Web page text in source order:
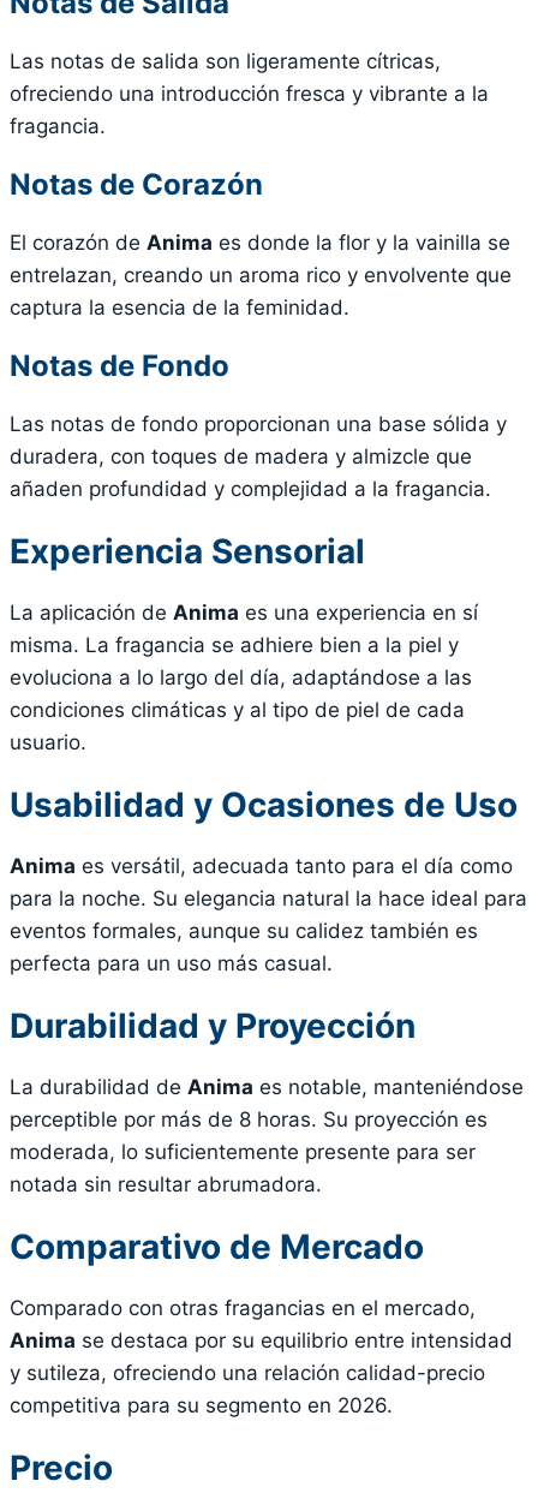
Las notas de salida son ligeramente cítricas,
ofreciendo una introducción fresca y vibrante a la
fragancia.
Notas de Corazón
El corazón de Anima es donde la flor y la vainilla se
entrelazan, creando un aroma rico y envolvente que
captura la esencia de la feminidad.
Notas de Fondo
Las notas de fondo proporcionan una base sólida y
duradera, con toques de madera y almizcle que
añaden profundidad y complejidad a la fragancia.
Experiencia Sensorial
La aplicación de Anima es una experiencia en sí
misma. La fragancia se adhiere bien a la piel y
evoluciona a lo largo del día, adaptándose a las
condiciones climáticas y al tipo de piel de cada
usuario.
Usabilidad y Ocasiones de Uso
Anima es versátil, adecuada tanto para el día como
para la noche. Su elegancia natural la hace ideal para
eventos formales, aunque su calidez también es
perfecta para un uso más casual.
Durabilidad y Proyección
La durabilidad de Anima es notable, manteniéndose
perceptible por más de 8 horas. Su proyección es
moderada, lo suficientemente presente para ser
notada sin resultar abrumadora.
Comparativo de Mercado
Comparado con otras fragancias en el mercado,
Anima se destaca por su equilibrio entre intensidad
y sutileza, ofreciendo una relación calidad-precio
competitiva para su segmento en 2026.
Precio